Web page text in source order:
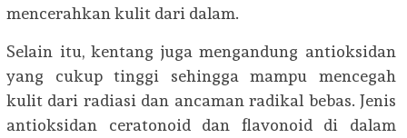
mencerahkan kulit dari dalam.
Selain itu, kentang juga mengandung antioksidan
yang cukup tinggi sehingga mampu mencegah
kulit dari radiasi dan ancaman radikal bebas. Jenis
antioksidan ceratonoid dan flavonoid di dalam